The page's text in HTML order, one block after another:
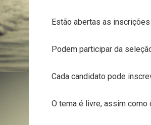
Estão abertas as
Podem participar da
Cada candidato pode
O tema é livre, assim